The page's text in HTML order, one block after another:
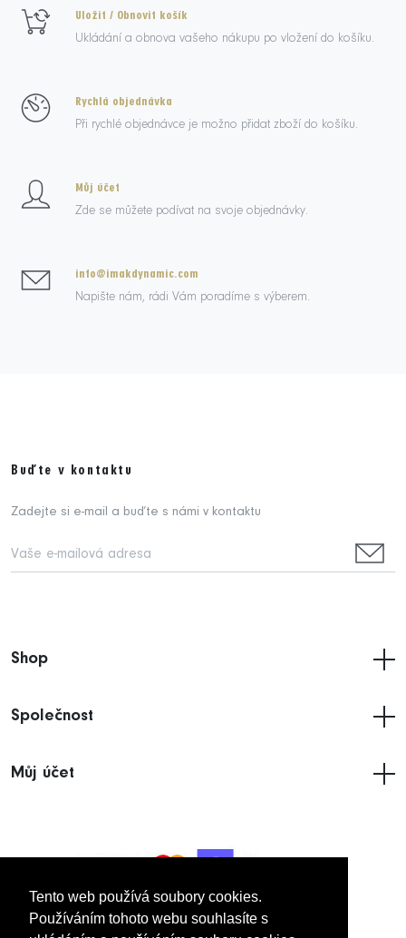
Tento web používá soubory cookies.
Používáním tohoto webu souhlasíte s
Tento web používá soubory cookies.
Používáním tohoto webu souhlasíte s
Uložit / Obnovit košík
Ukládání a obnova vašeho nákupu po vložení do košíku.
Rychlá objednávka
Při rychlé objednávce je možno přidat zboží do košíku.
Můj účet
Zde se můžete podívat na svoje objednávky.
info@imakdynamic.com
Napište nám, rádi Vám poradíme s výberem.
Buďte v kontaktu
Zadejte si e-mail a buďte s námi v kontaktu
Shop
Společnost
Můj účet